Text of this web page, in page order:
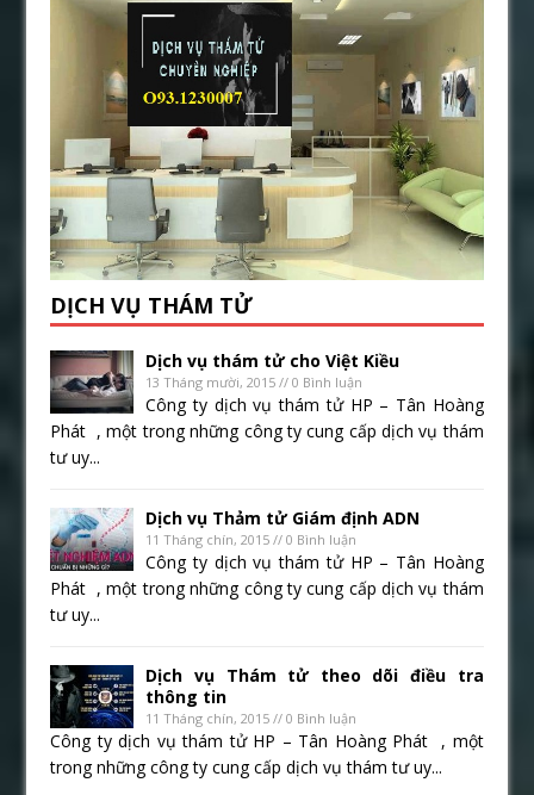
DỊCH VỤ THÁM TỬ
Dịch vụ thám tử cho Việt Kiều
13 Tháng mười, 2015 // 0 Bình luận
Công ty dịch vụ thám tử HP – Tân Hoàng
Phát , một trong những công ty cung cấp dịch vụ thám
tư uy...
Dịch vụ Thảm tử Giám định ADN
11 Tháng chín, 2015 // 0 Bình luận
Công ty dịch vụ thám tử HP – Tân Hoàng
Phát , một trong những công ty cung cấp dịch vụ thám
tư uy...
Dịch vụ Thám tử theo dõi điều tra
thông tin
11 Tháng chín, 2015 // 0 Bình luận
Công ty dịch vụ thám tử HP – Tân Hoàng Phát , một
trong những công ty cung cấp dịch vụ thám tư uy...